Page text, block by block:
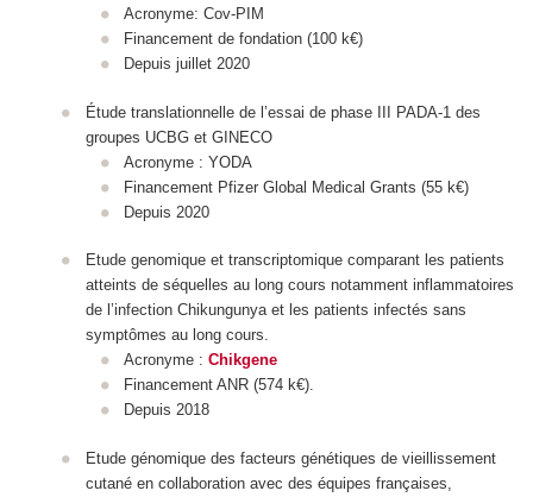
Acronyme: Cov-PIM
Financement de fondation (100 k€)
Depuis juillet 2020
Étude translationnelle de l’essai de phase III PADA-1 des
groupes UCBG et GINECO
Acronyme : YODA
Financement Pfizer Global Medical Grants (55 k€)
Depuis 2020
Etude genomique et transcriptomique comparant les patients
atteints de séquelles au long cours notamment inflammatoires
de l’infection Chikungunya et les patients infectés sans
symptômes au long cours.
Acronyme : Chikgene
Financement ANR (574 k€).
Depuis 2018
Etude génomique des facteurs génétiques de vieillissement
cutané en collaboration avec des équipes françaises,